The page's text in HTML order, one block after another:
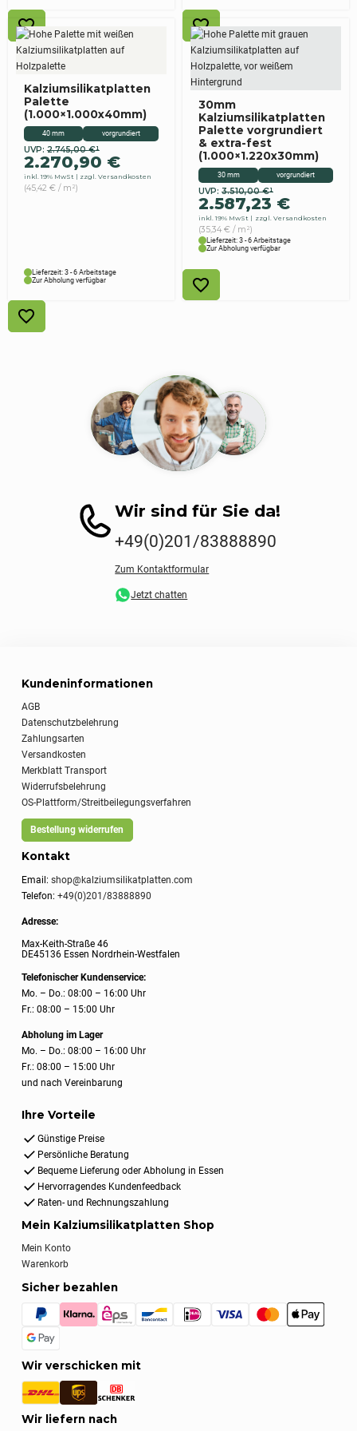
40 mm vorgrundiert
Kalziumsilikatplatten
Palette
(1.000×1.000x40mm)
UVP: 2.745,00€¹
Ursprünglicher
Preis
war:
2.270,90 €
Aktueller
Preis
ist:
inkl. 19% MwSt zzgl. Versandkosten
(45,42 € / m²)
Lieferzeit: 3 - 6 Arbeitstage
Zur Abholung verfügbar
30 mm vorgrundiert
30mm
Kalziumsilikatplatten
Palette vorgrundiert
& extra-fest
(1.000×1.220x30mm)
UVP: 3.510,00€¹
Ursprünglicher
Preis
war:
3.510,00 €
2.587,23 €
Aktueller
Preis
ist:
2.587,23 €.
inkl. 19% MwSt zzgl. Versandkosten
(35,34 € / m²)
Lieferzeit: 3 - 6 Arbeitstage
Zur Abholung verfügbar
Wir sind für Sie da!
+49(0)201/83888890
Zum Kontaktformular
Jetzt chatten
Kundeninformationen
AGB
Datenschutzbelehrung
Zahlungsarten
Versandkosten
Merkblatt Transport
Widerrufsbelehrung
OS-Plattform/Streitbeilegungsverfahren
Bestellung widerrufen
Kontakt
Email:shop@kalziumsilikatplatten.com
Telefon:+49(0)201/83888890
Adresse:
Max-Keith-Straße 46
DE45136 Essen Nordrhein-Westfalen
Telefonischer Kundenservice:
Mo. – Do.: 08:00 – 16:00 Uhr
Fr.: 08:00 – 15:00 Uhr
Abholung im Lager
Mo. – Do.: 08:00 – 16:00 Uhr
Fr.: 08:00 – 15:00 Uhr
und nach Vereinbarung
Ihre Vorteile
Günstige Preise
Persönliche Beratung
Bequeme Lieferung oder Abholung in Essen
Hervorragendes Kundenfeedback
Raten- und Rechnungszahlung
Mein Kalziumsilikatplatten Shop
Mein Konto
Warenkorb
Sicher bezahlen
Wir verschicken mit
Wir liefern nach